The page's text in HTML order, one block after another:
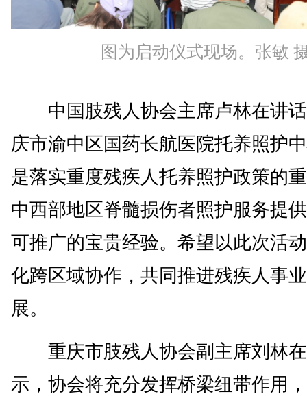
图为启动仪式现场。张敏
中国肢残人协会主席卢林在讲话
庆市渝中区国药长航医院托养照护
是落实重度残疾人托养照护政策的
中西部地区脊髓损伤者照护服务提
可推广的宝贵经验。希望以此次活
化跨区域协作，共同推进残疾人事
展。
重庆市肢残人协会副主席刘林在
示，协会将充分发挥桥梁纽带作用